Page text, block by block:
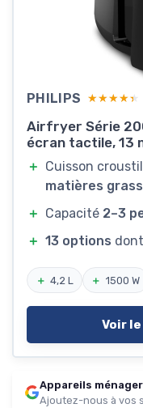
PHILIPS ★★★★★
★★★★★
Airfryer Série
écran tactile, 13
＋ Cuisson
matières
＋ Capacité 2–3
＋ 13 options
＋ 4,2 L ＋ 1500 W
Voir
Appareils
Ajoutez-nous à vos